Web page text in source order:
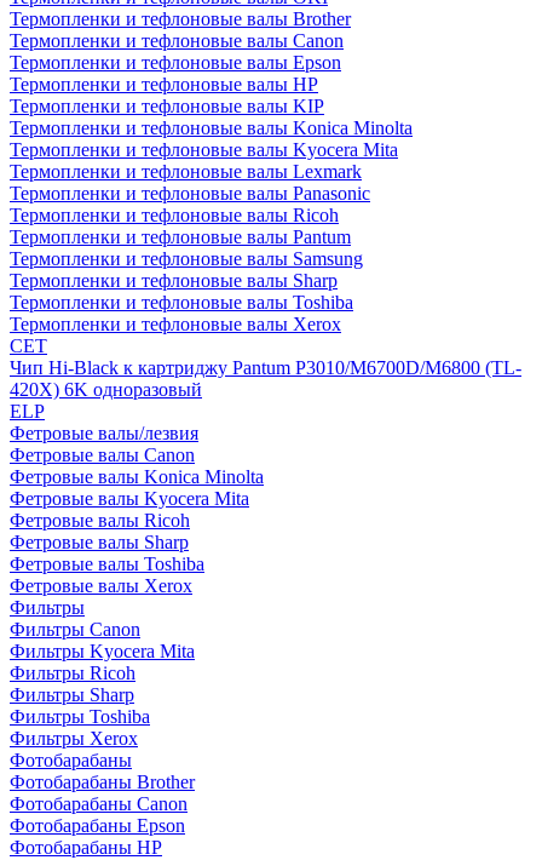
Термопленки и тефлоновые валы Brother
Термопленки и тефлоновые валы Canon
Термопленки и тефлоновые валы Epson
Термопленки и тефлоновые валы HP
Термопленки и тефлоновые валы KIP
Термопленки и тефлоновые валы Konica Minolta
Термопленки и тефлоновые валы Kyocera Mita
Термопленки и тефлоновые валы Lexmark
Термопленки и тефлоновые валы Panasonic
Термопленки и тефлоновые валы Ricoh
Термопленки и тефлоновые валы Pantum
Термопленки и тефлоновые валы Samsung
Термопленки и тефлоновые валы Sharp
Термопленки и тефлоновые валы Toshiba
Термопленки и тефлоновые валы Xerox
CET
Чип Hi-Black к картриджу Pantum P3010/M6700D/M6800 (TL-
420X) 6K одноразовый
ELP
Фетровые валы/лезвия
Фетровые валы Canon
Фетровые валы Konica Minolta
Фетровые валы Kyocera Mita
Фетровые валы Ricoh
Фетровые валы Sharp
Фетровые валы Toshiba
Фетровые валы Xerox
Фильтры
Фильтры Canon
Фильтры Kyocera Mita
Фильтры Ricoh
Фильтры Sharp
Фильтры Toshiba
Фильтры Xerox
Фотобарабаны
Фотобарабаны Brother
Фотобарабаны Canon
Фотобарабаны Epson
Фотобарабаны HP